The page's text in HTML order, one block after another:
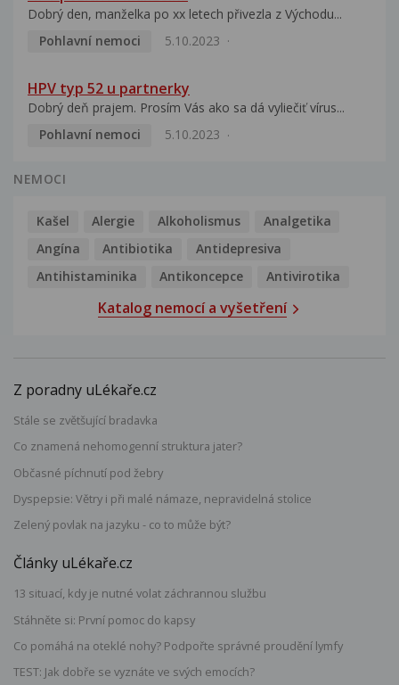
Dobrý den, manželka po xx letech přivezla z Východu...
Pohlavní nemoci
5.10.2023
HPV typ 52 u partnerky
Dobrý deň prajem. Prosím Vás ako sa dá vyliečiť vírus...
Pohlavní nemoci
5.10.2023
NEMOCI
Kašel Alergie Alkoholismus
Analgetika
Angína
Antibiotika
Antidepresiva
Antihistaminika
Antikoncepce Antivirotika
Katalog nemocí a vyšetření
Z poradny uLékaře.cz
Stále se zvětšující bradavka
Co znamená nehomogenní struktura jater?
Občasné píchnutí pod žebry
Dyspepsie: Větry i při malé námaze, nepravidelná stolice
Zelený povlak na jazyku - co to může být?
Články uLékaře.cz
13 situací, kdy je nutné volat záchrannou službu
Stáhněte si: První pomoc do kapsy
Co pomáhá na oteklé nohy? Podpořte správné proudění lymfy
TEST: Jak dobře se vyznáte ve svých emocích?